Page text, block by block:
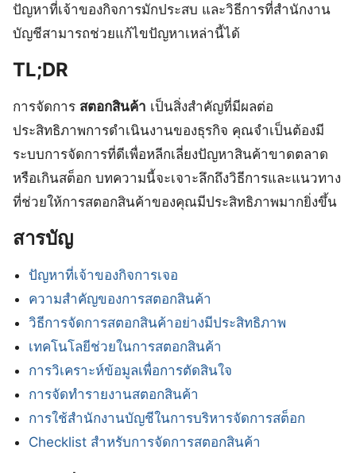
ปัญหาที่เจ้าของกิจการมักประสบ และวิธีการที่สำนักงาน
บัญชีสามารถช่วยแก้ไขปัญหาเหล่านี้ได้
TL;DR
การจัดการ สตอกสินค้า เป็นสิ่งสำคัญที่มีผลต่อ
ประสิทธิภาพการดำเนินงานของธุรกิจ คุณจำเป็นต้องมี
ระบบการจัดการที่ดีเพื่อหลีกเลี่ยงปัญหาสินค้าขาดตลาด
หรือเกินสต็อก บทความนี้จะเจาะลึกถึงวิธีการและแนวทาง
ที่ช่วยให้การสตอกสินค้าของคุณมีประสิทธิภาพมากยิ่งขึ้น
สารบัญ
ปัญหาที่เจ้าของกิจการเจอ
ความสำคัญของการสตอกสินค้า
วิธีการจัดการสตอกสินค้าอย่างมีประสิทธิภาพ
เทคโนโลยีช่วยในการสตอกสินค้า
การวิเคราะห์ข้อมูลเพื่อการตัดสินใจ
การจัดทำรายงานสตอกสินค้า
การใช้สำนักงานบัญชีในการบริหารจัดการสต็อก
Checklist สำหรับการจัดการสตอกสินค้า